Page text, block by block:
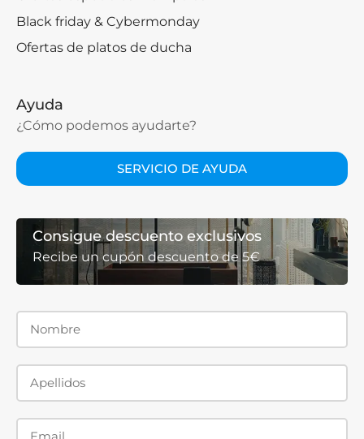
Black friday & Cybermonday
Ofertas de platos de ducha
Ayuda
¿Cómo podemos ayudarte?
SERVICIO DE AYUDA
Consigue descuento exclusivos
Recibe un cupón descuento de 5€